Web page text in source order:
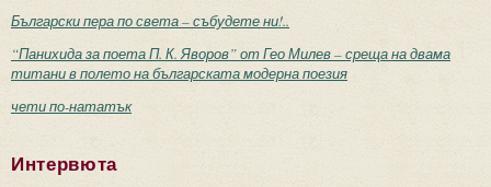
Български пера по света – събудете ни!..
“Панихида за поета П. К. Яворов” от Гео Милев – среща на двама
титани в полето на българската модерна поезия
чети по-нататък
Интервюта